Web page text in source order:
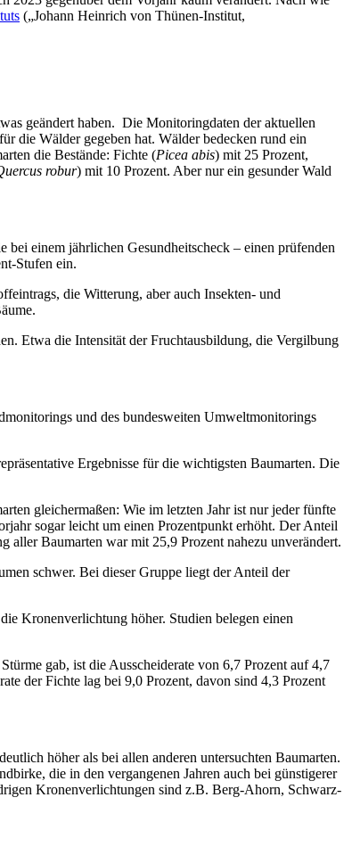
(„Johann Heinrich von Thünen-Institut,
geändert haben. Die Monitoringdaten der aktuellen
die Wälder gegeben hat. Wälder bedecken rund ein
die Bestände: Fichte (Picea abis) mit 25 Prozent,
robur) mit 10 Prozent. Aber nur ein gesunder Wald
einem jährlichen Gesundheitscheck – einen prüfenden
Stufen ein.
die Witterung, aber auch Insekten- und
Etwa die Intensität der Fruchtausbildung, die Vergilbung
und des bundesweiten Umweltmonitorings
Ergebnisse für die wichtigsten Baumarten. Die
gleichermaßen: Wie im letzten Jahr ist nur jeder fünfte
sogar leicht um einen Prozentpunkt erhöht. Der Anteil
Baumarten war mit 25,9 Prozent nahezu unverändert.
schwer. Bei dieser Gruppe liegt der Anteil der
Kronenverlichtung höher. Studien belegen einen
gab, ist die Ausscheiderate von 6,7 Prozent auf 4,7
der Fichte lag bei 9,0 Prozent, davon sind 4,3 Prozent
höher als bei allen anderen untersuchten Baumarten.
die in den vergangenen Jahren auch bei günstigerer
Kronenverlichtungen sind z.B. Berg-Ahorn, Schwarz-